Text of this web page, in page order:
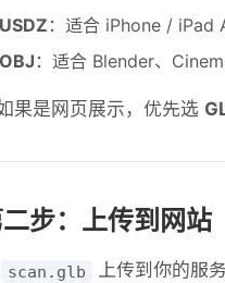
USDZ ：适合 iPhone / iPad
OBJ ：适合 Blender、
果是网页展示，优先选
步：上传到网站
scan.glb 上传到你的服